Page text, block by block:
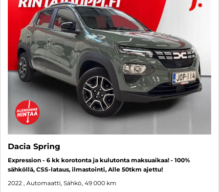
Dacia Spring
Expression - 6 kk korotonta ja kulutonta maksuaikaa! - 100%
sähköllä, CSS-lataus, ilmastointi, Alle 50tkm ajettu!
2022 , Automaatti, Sähkö, 49 000 km